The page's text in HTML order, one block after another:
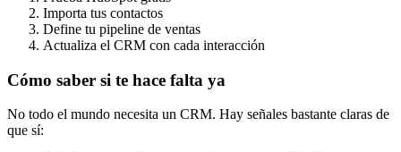
Importa tus contactos
Define tu pipeline de ventas
Actualiza el CRM con cada interacción
Cómo saber si te hace falta ya
No todo el mundo necesita un CRM. Hay señales bastante claras de
que sí: